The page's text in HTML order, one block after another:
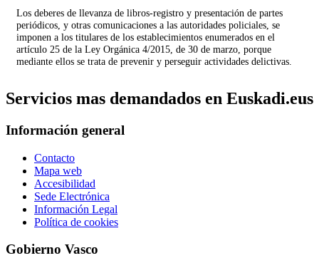
Los deberes de llevanza de libros-registro y presentación de partes
periódicos, y otras comunicaciones a las autoridades policiales, se
imponen a los titulares de los establecimientos enumerados en el
artículo 25 de la Ley Orgánica 4/2015, de 30 de marzo, porque
mediante ellos se trata de prevenir y perseguir actividades delictivas.
Servicios mas demandados en Euskadi.eus
Información general
Contacto
Mapa web
Accesibilidad
Sede Electrónica
Información Legal
Política de cookies
Gobierno Vasco